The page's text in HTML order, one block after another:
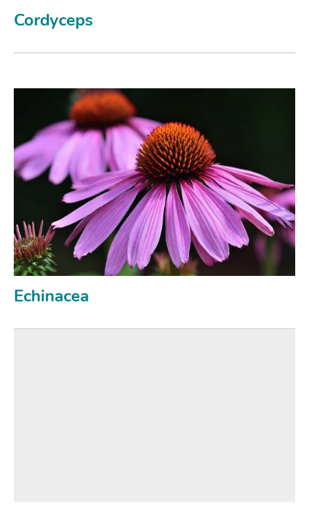
Cordyceps
Echinacea